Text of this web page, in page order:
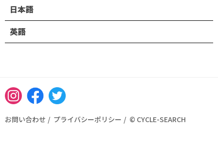
日本語
英語
InstagramFacebookTwitter
お問い合わせ プライバシーポリシー © CYCLE-SEARCH